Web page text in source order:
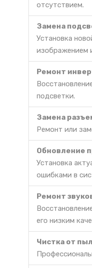
отсутствием.
Замена
Установка
изображением
Ремонт
подсветки.
Замена
Ремонт или
Обновление
Установка
ошибками в
Ремонт
его низким
Чистка от